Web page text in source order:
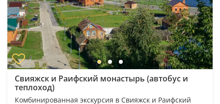
Свияжск и Раифский монастырь (автобус и
теплоход)
Комбинированная экскурсия в Свияжск и Раифский